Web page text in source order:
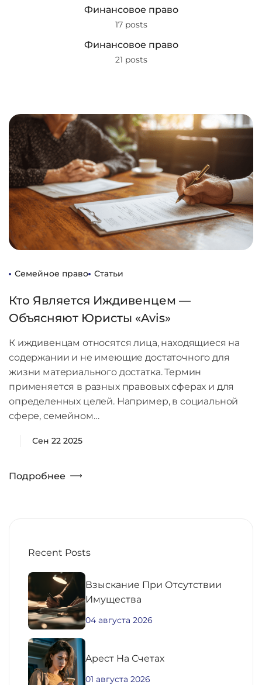
Финансовое право
17 posts
Финансовое право
21 posts
Семейное право Статьи
Кто Является Иждивенцем —
Объясняют Юристы «Avis»
К иждивенцам относятся лица, находящиеся на
содержании и не имеющие достаточного для
жизни материального достатка. Термин
применяется в разных правовых сферах и для
определенных целей. Например, в социальной
сфере, семейном…
Сен 22 2025
Подробнее
Recent Posts
Взыскание При Отсутствии
Имущества
04 августа 2026
Aрест На Счетах
01 августа 2026